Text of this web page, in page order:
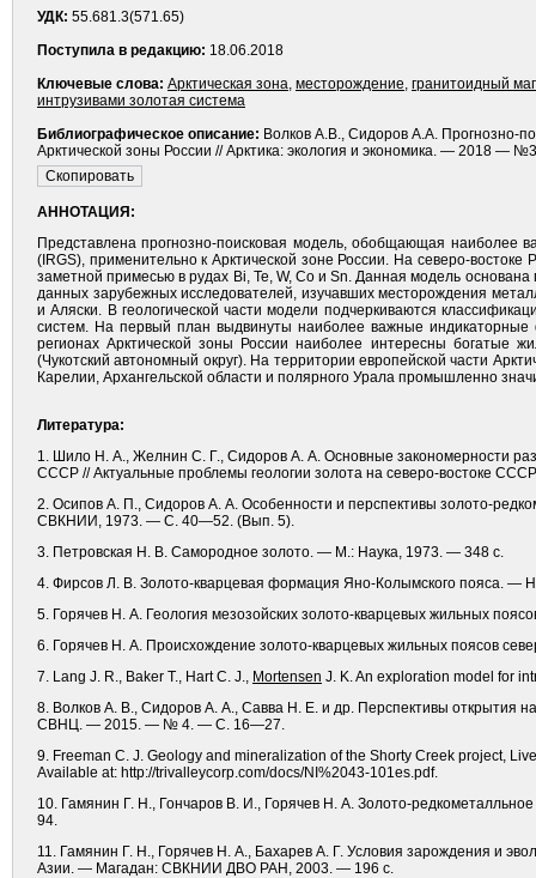
УДК: 55.681.3(571.65)
Поступила в редакцию: 18.06.2018
Ключевые слова: Арктическая зона, месторождение, гранитоидный
интрузивами золотая система
Библиографическое описание: Волков А.В., Сидоров А.А. Прогнозно-
Арктической зоны России // Арктика: экология и экономика. — 2018
АННОТАЦИЯ:
Представлена прогнозно-поисковая модель, обобщающая наиболее
(IRGS), применительно к Арктической зоне России. На северо-
заметной примесью в рудах Bi, Te, W, Co и Sn. Данная модель
данных зарубежных исследователей, изучавших месторождения
и Аляски. В геологической части модели подчеркиваются
систем. На первый план выдвинуты наиболее важные
регионах Арктической зоны России наиболее интересны
(Чукотский автономный округ). На территории европейской части
Карелии, Архангельской области и полярного Урала промышленно
Литература:
1. Шило Н. А., Желнин С. Г., Сидоров А. А. Основные закономерности
СССР // Актуальные проблемы геологии золота на северо-востоке
2. Осипов А. П., Сидоров А. А. Особенности и перспективы золото-
СВКНИИ, 1973. — С. 40—52. (Вып. 5).
3. Петровская Н. В. Самородное золото. — М.: Наука, 1973. — 348 c.
4. Фирсов Л. В. Золото-кварцевая формация Яно-Колымского пояса. —
5. Горячев Н. А. Геология мезозойских золото-кварцевых жильных
6. Горячев Н. А. Происхождение золото-кварцевых жильных поясов
7. Lang J. R., Baker T., Hart C. J., Mortensen J. K. An exploration model for
8. Волков А. В., Сидоров А. А., Савва Н. Е. и др. Перспективы открытия
СВНЦ. — 2015. — № 4. — С. 16—27.
9. Freeman C. J. Geology and mineralization of the Shorty Creek project,
Available at: http://trivalleycorp.com/docs/NI%2043-101es.pdf.
10. Гамянин Г. Н., Гончаров В. И., Горячев Н. А. Золото-
94.
11. Гамянин Г. Н., Горячев Н. А., Бахарев А. Г. Условия зарождения и
Азии. — Магадан: СВКНИИ ДВО РАН, 2003. — 196 с.